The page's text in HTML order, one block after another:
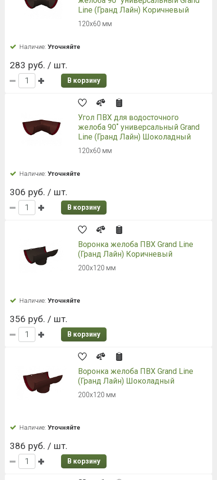
Line (Гранд Лайн) Коричневый
120х60 мм
Наличие: Уточняйте
283 руб. / шт.
В корзину
Угол ПВХ для водосточного
желоба 90˚ универсальный Grand
Line (Гранд Лайн) Шоколадный
120х60 мм
Наличие: Уточняйте
306 руб. / шт.
В корзину
Воронка желоба ПВХ Grand Line
(Гранд Лайн) Коричневый
200х120 мм
Наличие: Уточняйте
356 руб. / шт.
В корзину
Воронка желоба ПВХ Grand Line
(Гранд Лайн) Шоколадный
200х120 мм
Наличие: Уточняйте
386 руб. / шт.
В корзину